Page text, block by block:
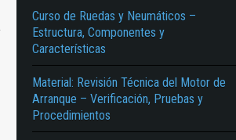
Curso de Ruedas y Neumáticos –
Estructura, Componentes y
Características
Material: Revisión Técnica del Motor de
Arranque – Verificación, Pruebas y
Procedimientos